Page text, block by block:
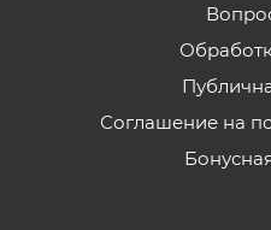
Соглашение на